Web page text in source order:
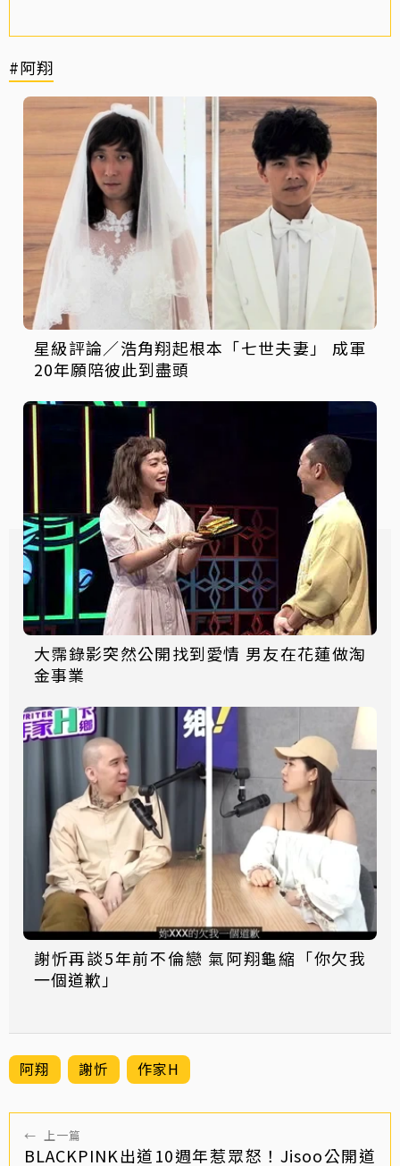
#阿翔
星級評論／浩角翔起根本「七世夫妻」 成軍
20年願陪彼此到盡頭
大霈錄影突然公開找到愛情 男友在花蓮做淘
金事業
謝忻再談5年前不倫戀 氣阿翔龜縮「你欠我
一個道歉」
阿翔 謝忻 作家H
← 上一篇
BLACKPINK出道10週年惹眾怒！Jisoo公開道